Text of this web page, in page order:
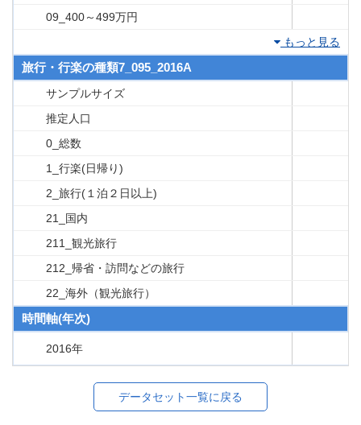
09_400～499万円
もっと見る
旅行・行楽の種類7_095_2016A
サンプルサイズ
推定人口
0_総数
1_行楽(日帰り)
2_旅行(１泊２日以上)
21_国内
211_観光旅行
212_帰省・訪問などの旅行
22_海外（観光旅行）
時間軸(年次)
2016年
データセット一覧に戻る